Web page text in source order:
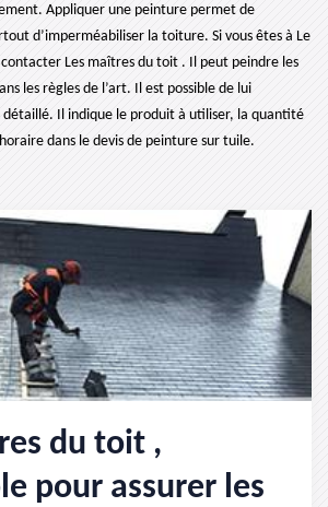
Appliquer une peinture permet de
d’imperméabiliser la toiture. Si vous êtes à Le
contacter Les maîtres du toit . Il peut peindre les
les règles de l’art. Il est possible de lui
détaillé. Il indique le produit à utiliser, la quantité
dans le devis de peinture sur tuile.
du toit ,
pour assurer les